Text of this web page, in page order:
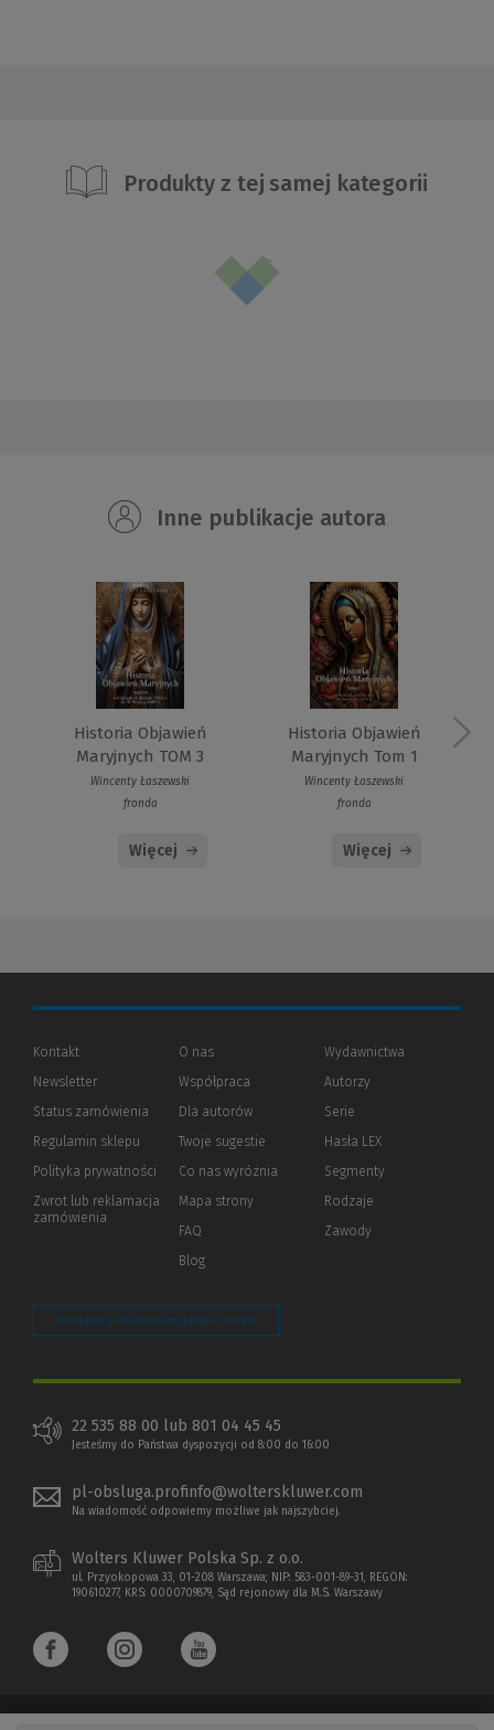
Produkty z tej samej kategorii
Inne publikacje autora
Historia Objawień
Maryjnych TOM 3
Wincenty Łaszewski
fronda
Więcej
Historia Objawień
Maryjnych Tom 1
Wincenty Łaszewski
fronda
Więcej
Kontakt
Newsletter
Status zamówienia
Regulamin sklepu
Polityka prywatności (Nowe
(Link
innej
Zwrot lub reklamacja
zamówienia
O nas
Współpraca
Dla autorów(Nowe
(Link
innej
strony)
Twoje sugestie
Co nas wyróżnia
Mapa strony
FAQ
Blog
Wydawnictwa
Autorzy
Serie
Hasła LEX
Segmenty
Rodzaje
Zawody
Zarządzaj preferencjami plików cookie
22 535 88 00 lub 801 04 45 45
Jesteśmy do Państwa dyspozycji od 8:00 do 16:00
pl-obsluga.profinfo@wolterskluwer.com
Na wiadomość odpowiemy możliwe jak najszybciej.
Wolters Kluwer Polska Sp. z o.o.
ul. Przyokopowa 33, 01-208 Warszawa; NIP: 583-001-89-31, REGON:
190610277, KRS: 0000709879, Sąd rejonowy dla M.S. Warszawy